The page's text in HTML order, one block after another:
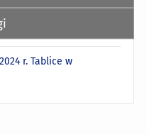
r. Tablice w